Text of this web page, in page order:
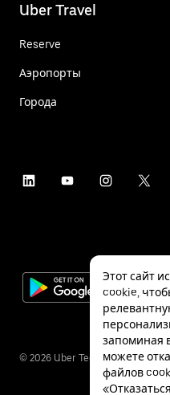
Uber Travel
Reserve
Аэропорты
Города
© 2026 Uber Technologies Inc.
Этот сайт
cookie,
запоминая
можете
файлов